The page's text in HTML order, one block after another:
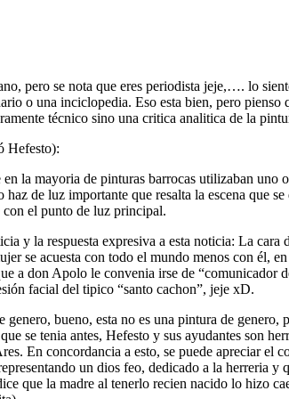
pero se nota que eres periodista jeje,…. lo
o una inciclopedia. Eso esta bien, pero
técnico sino una critica analitica de la
Hefesto):
la mayoria de pinturas barrocas utilizaban uno
de luz importante que resalta la escena que
el punto de luz principal.
y la respuesta expresiva a esta noticia: La
se acuesta con todo el mundo menos con él,
a don Apolo le convenia irse de
facial del tipico “santo cachon”, jeje xD.
bueno, esta no es una pintura de
se tenia antes, Hefesto y sus ayudantes son
En concordancia a esto, se puede apreciar
un dios feo, dedicado a la herreria
que la madre al tenerlo recien nacido lo hizo